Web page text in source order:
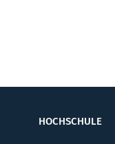
HOCHSCHULE